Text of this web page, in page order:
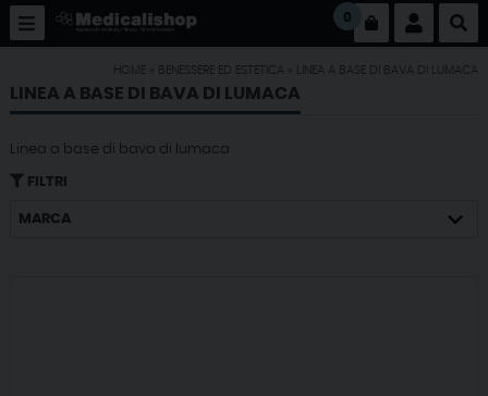
0
HOME BENESSERE ED ESTETICA LINEA A BASE DI BAVA DI LUMACA
LINEA A BASE DI BAVA DI LUMACA
Linea a base di bava di lumaca
FILTRI
MARCA